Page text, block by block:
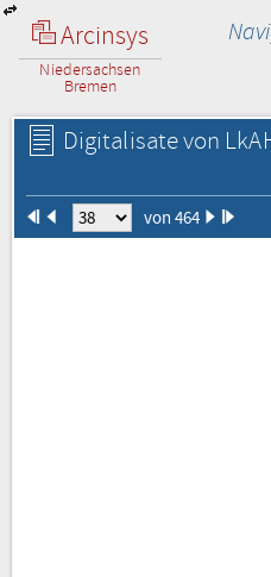
Arcinsys
Niedersachsen
Bremen
Digitalisate von
von 464